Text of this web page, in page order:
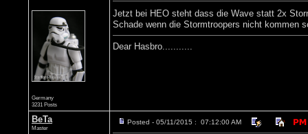
Germany
3231 Posts
Jetzt bei HEO steht dass die Wave statt 2x
Schade wenn die Stormtroopers nicht kommen
Dear Hasbro...........
BeTa
Master
Posted - 05/11/2015 : 07:12:00 AM